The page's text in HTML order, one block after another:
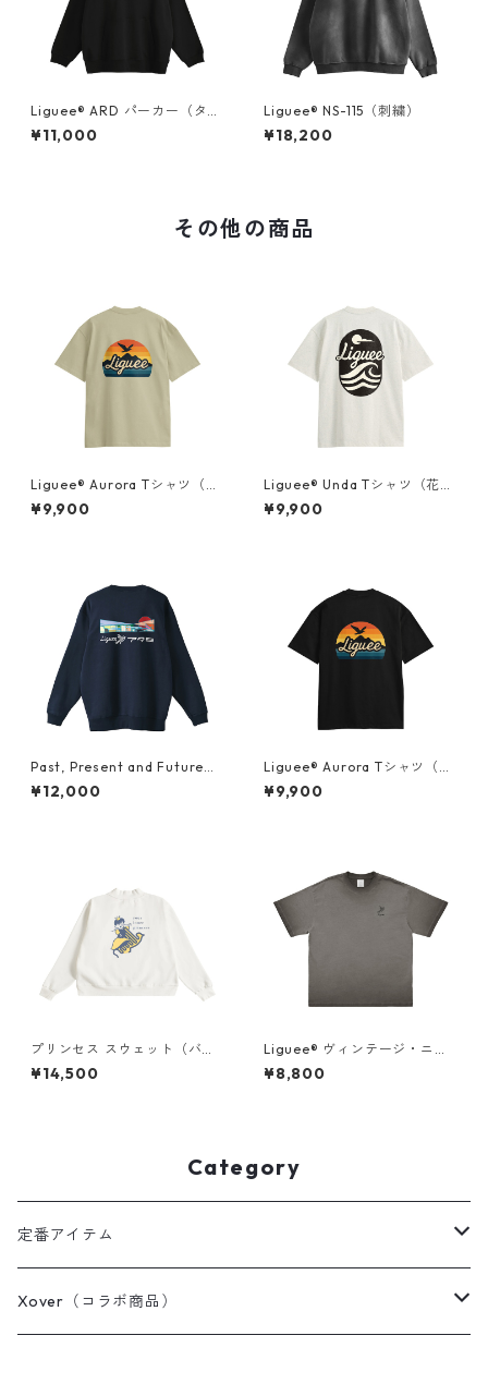
Liguee®️ ARD パーカー（タイ
プロゴプリント）ブラック
¥11,000
Liguee®️ NS-115（刺繍）
¥18,200
その他の商品
Liguee®️ Aurora Tシャツ（胸
ロゴ刺繍&バックプリント）
¥9,900
Liguee®️ Unda Tシャツ（花ロ
ゴ刺繍&バックプリント）
¥9,900
Past, Present and Future
"アタミ"（胸ロゴ刺繍&バック
プリント）スウェット
¥12,000
Liguee®️ Aurora Tシャツ（胸
ロゴ刺繍&バックプリント）
¥9,900
プリンセス スウェット（バッ
クプリント）× Liguee®️糸の鳥
ロゴ（刺繍）
¥14,500
Liguee®️ ヴィンテージ・ニュ
アンス Tシャツ（刺繍ロゴ）グ
レー
¥8,800
Category
定番アイテム
Tシャツ / カットソー
Xover（コラボ商品）